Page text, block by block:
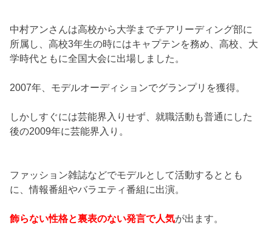
中村アンさんは高校から大学までチアリーディング部に
所属し、高校3年生の時にはキャプテンを務め、高校、大
学時代ともに全国大会に出場しました。
2007年、モデルオーディションでグランプリを獲得。
しかしすぐには芸能界入りせず、就職活動も普通にした
後の2009年に芸能界入り。
ファッション雑誌などでモデルとして活動するととも
に、情報番組やバラエティ番組に出演。
飾らない性格と裏表のない発言で人気が出ます。